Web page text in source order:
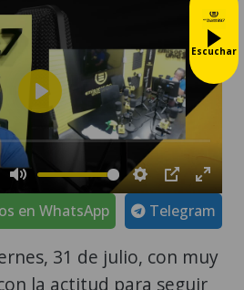
Telegram
en WhatsApp
31 de julio, con muy
la actitud para seguir
Escuchar